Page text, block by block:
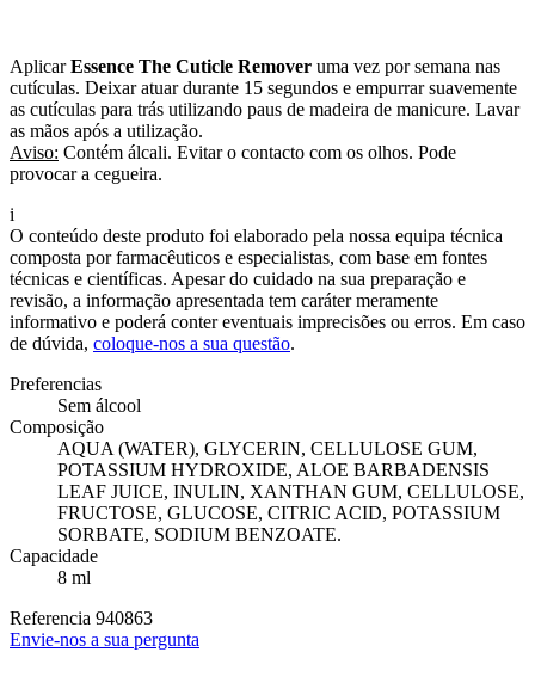
AplicarEssence The Cuticle Remover uma vez por semana nas
cutículas. Deixar atuar durante 15 segundos e empurrar suavemente
as cutículas para trás utilizando paus de madeira de manicure. Lavar
as mãos após a utilização.
Aviso: Contém álcali. Evitar o contacto com os olhos. Pode
provocar a cegueira.
i
O conteúdo deste produto foi elaborado pela nossa equipa técnica
composta por farmacêuticos e especialistas, com base em fontes
técnicas e científicas. Apesar do cuidado na sua preparação e
revisão, a informação apresentada tem caráter meramente
informativo e poderá conter eventuais imprecisões ou erros. Em caso
de dúvida, coloque-nos a sua questão.
Preferencias
Sem álcool
Composição
AQUA (WATER), GLYCERIN, CELLULOSE GUM,
POTASSIUM HYDROXIDE, ALOE BARBADENSIS
LEAF JUICE, INULIN, XANTHAN GUM, CELLULOSE,
FRUCTOSE, GLUCOSE, CITRIC ACID, POTASSIUM
SORBATE, SODIUM BENZOATE.
Capacidade
8 ml
Referencia 940863
Envie-nos a sua pergunta